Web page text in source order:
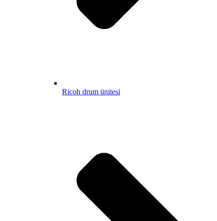
Ricoh drum ünitesi